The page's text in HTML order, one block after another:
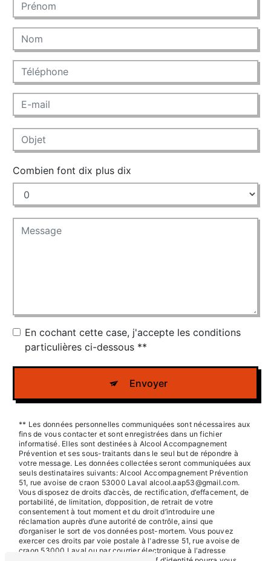
Combien font dix plus dix
En cochant cette case, j'accepte les conditions
particulières ci-dessous **
Envoyer
** Les données personnelles communiquées sont nécessaires aux
fins de vous contacter et sont enregistrées dans un fichier
informatisé. Elles sont destinées à Alcool Accompagnement
Prévention et ses sous-traitants dans le seul but de répondre à
votre message. Les données collectées seront communiquées aux
seuls destinataires suivants: Alcool Accompagnement Prévention
51, rue avoise de craon 53000 Laval alcool.aap53@gmail.com.
Vous disposez de droits d’accès, de rectification, d’effacement, de
portabilité, de limitation, d’opposition, de retrait de votre
consentement à tout moment et du droit d’introduire une
réclamation auprès d’une autorité de contrôle, ainsi que
d’organiser le sort de vos données post-mortem. Vous pouvez
exercer ces droits par voie postale à l'adresse 51, rue avoise de
craon 53000 Laval ou par courrier électronique à l'adresse